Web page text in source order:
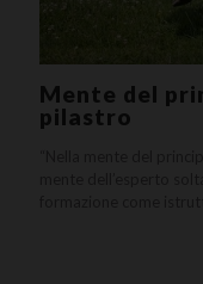
Mente del
pilastro